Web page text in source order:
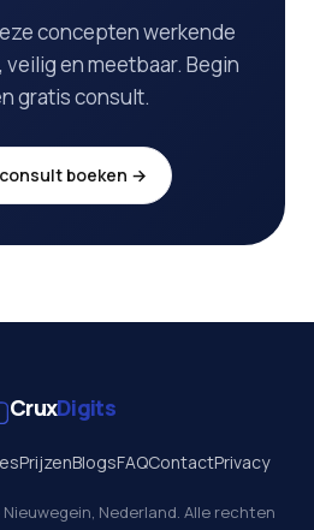
concepten werkende
en meetbaar. Begin
gratis consult.
boeken →
CruxDigits
PrijzenBlogsFAQContactPrivacy
Nederland. Alle rechten